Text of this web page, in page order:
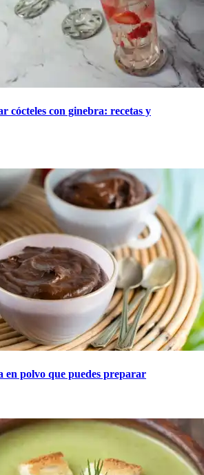
cócteles con ginebra: recetas y
en polvo que puedes preparar